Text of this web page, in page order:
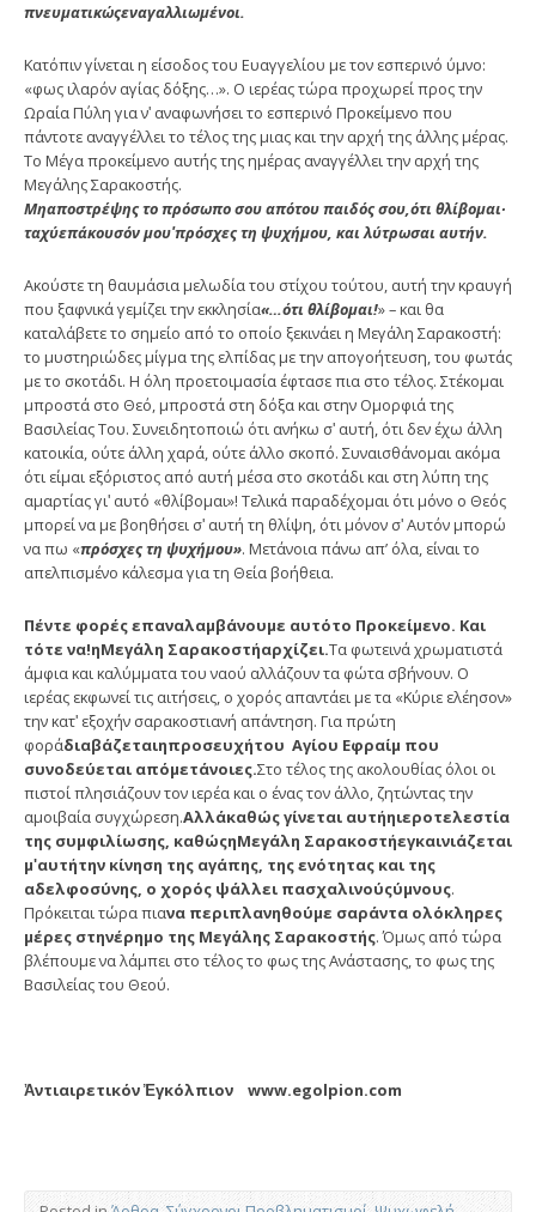
πνευματικώςεναγαλλιωμένοι.
Κατόπιν γίνεται η είσοδος του Ευαγγελίου με τον εσπερινό ύμνο:
«φως ιλαρόν αγίας δόξης…». Ο ιερέας τώρα προχωρεί προς την
Ωραία Πύλη για νʹ αναφωνήσει το εσπερινό Προκείμενο που
πάντοτε αναγγέλλει το τέλος της μιας και την αρχή της άλλης μέρας.
Το Μέγα προκείμενο αυτής της ημέρας αναγγέλλει την αρχή της
Μεγάλης Σαρακοστής.
Μηαποστρέψης το πρόσωπο σου απότου παιδός σου,ότι θλίβομαι∙
ταχύεπάκουσόν μουʹπρόσχες τη ψυχήμου, και λύτρωσαι αυτήν.
Ακούστε τη θαυμάσια μελωδία του στίχου τούτου, αυτή την κραυγή
που ξαφνικά γεμίζει την εκκλησία«…ότι θλίβομαι!» – και θα
καταλάβετε το σημείο από το οποίο ξεκινάει η Μεγάλη Σαρακοστή:
το μυστηριώδες μίγμα της ελπίδας με την απογοήτευση, του φωτάς
με το σκοτάδι. Η όλη προετοιμασία έφτασε πια στο τέλος. Στέκομαι
μπροστά στο Θεό, μπροστά στη δόξα και στην Ομορφιά της
Βασιλείας Του. Συνειδητοποιώ ότι ανήκω σʹ αυτή, ότι δεν έχω άλλη
κατοικία, ούτε άλλη χαρά, ούτε άλλο σκοπό. Συναισθάνομαι ακόμα
ότι είμαι εξόριστος από αυτή μέσα στο σκοτάδι και στη λύπη της
αμαρτίας γιʹ αυτό «θλίβομαι»! Τελικά παραδέχομαι ότι μόνο ο Θεός
μπορεί να με βοηθήσει σʹ αυτή τη θλίψη, ότι μόνον σʹ Αυτόν μπορώ
να πω «πρόσχες τη ψυχήμου». Μετάνοια πάνω απ’ όλα, είναι το
απελπισμένο κάλεσμα για τη Θεία βοήθεια.
Πέντε φορές επαναλαμβάνουμε αυτότο Προκείμενο. Και
τότε να!ηΜεγάλη Σαρακοστήαρχίζει.Τα φωτεινά χρωματιστά
άμφια και καλύμματα του ναού αλλάζουν τα φώτα σβήνουν. Ο
ιερέας εκφωνεί τις αιτήσεις, ο χορός απαντάει με τα «Κύριε ελέησον»
την κατʹ εξοχήν σαρακοστιανή απάντηση. Για πρώτη
φοράδιαβάζεταιηπροσευχήτου Αγίου Εφραίμ που
συνοδεύεται απόμετάνοιες.Στο τέλος της ακολουθίας όλοι οι
πιστοί πλησιάζουν τον ιερέα και ο ένας τον άλλο, ζητώντας την
αμοιβαία συγχώρεση.Αλλάκαθώς γίνεται αυτήηιεροτελεστία
της συμφιλίωσης, καθώςηΜεγάλη Σαρακοστήεγκαινιάζεται
μʹαυτήτην κίνηση της αγάπης, της ενότητας και της
αδελφοσύνης, ο χορός ψάλλει πασχαλινούςύμνους.
Πρόκειται τώρα πιανα περιπλανηθούμε σαράντα ολόκληρες
μέρες στηνέρημο της Μεγάλης Σαρακοστής. Όμως από τώρα
βλέπουμε να λάμπει στο τέλος το φως της Ανάστασης, το φως της
Βασιλείας του Θεού.
Ἀντιαιρετικόν Ἐγκόλπιον www.egolpion.com